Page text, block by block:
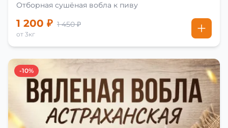
Отборная сушёная вобла к пиву
1 200 ₽ 1 450 ₽
от 3кг
-10%